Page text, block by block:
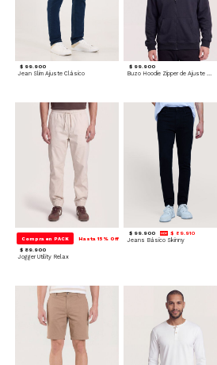
$ 99.900
Jean Slim Ajuste Clásico
$ 99.900
Buzo Hoodie Zipper de Ajuste Cómodo
Compra en PACK Hasta 15% Off
$ 89.900
Jogger Utility Relax
$ 99.900 $ 89.910
Jeans Básico Skinny